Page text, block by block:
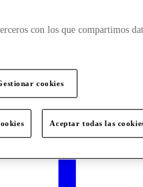
con los que compartimos
cookies
Aceptar todas las